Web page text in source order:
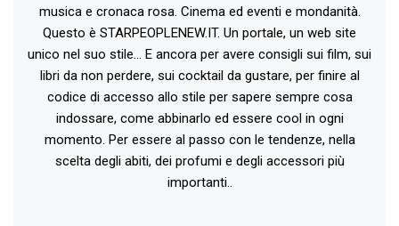
musica e cronaca rosa. Cinema ed eventi e mondanità.
Questo è STARPEOPLENEW.IT. Un portale, un web site
unico nel suo stile... E ancora per avere consigli sui film, sui
libri da non perdere, sui cocktail da gustare, per finire al
codice di accesso allo stile per sapere sempre cosa
indossare, come abbinarlo ed essere cool in ogni
momento. Per essere al passo con le tendenze, nella
scelta degli abiti, dei profumi e degli accessori più
importanti..